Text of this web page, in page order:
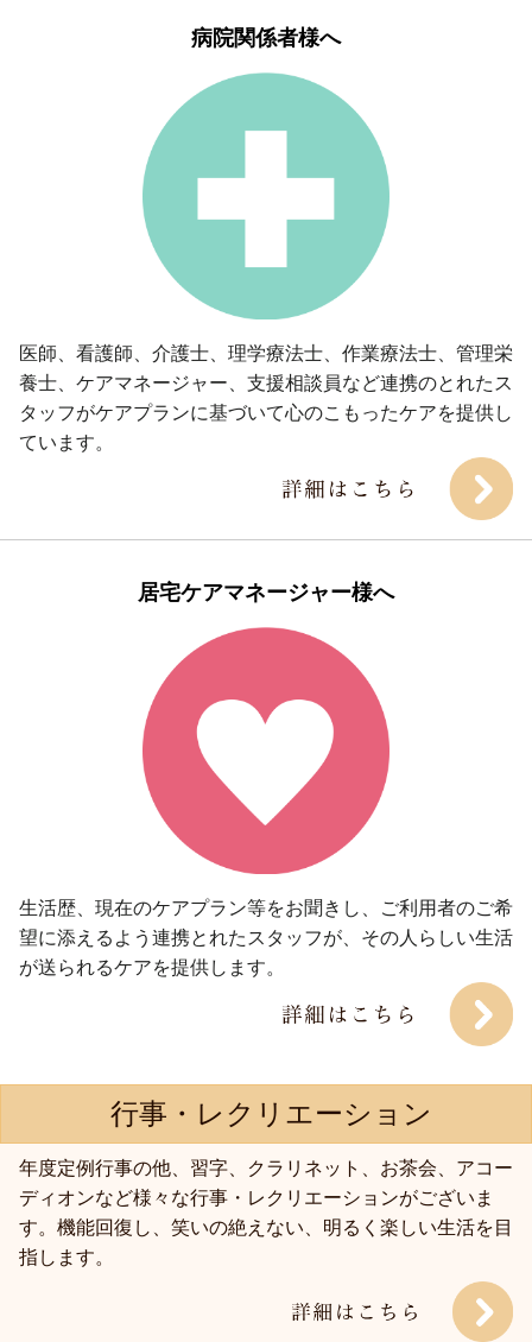
病院関係者様へ
医師、看護師、介護士、理学療法士、作業療法士、管理栄
養士、ケアマネージャー、支援相談員など連携のとれたス
タッフがケアプランに基づいて心のこもったケアを提供し
ています。
居宅ケアマネージャー様へ
生活歴、現在のケアプラン等をお聞きし、ご利用者のご希
望に添えるよう連携とれたスタッフが、その人らしい生活
が送られるケアを提供します。
行事・レクリエーション
年度定例行事の他、習字、クラリネット、お茶会、アコー
ディオンなど様々な行事・レクリエーションがございま
す。機能回復し、笑いの絶えない、明るく楽しい生活を目
指します。